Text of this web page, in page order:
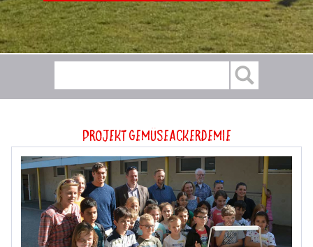
Projekt GemüseAckerdemie